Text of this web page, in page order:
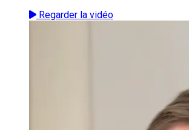
Regarder la vidéo